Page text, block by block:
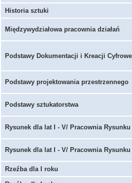
Historia sztuki
Międzywydziałowa pracownia działań
Podstawy Dokumentacji i Kreacji
Podstawy projektowania przestrzennego
Podstawy sztukatorstwa
Rysunek dla lat I - V/ Pracownia
Rysunek dla lat I - V/ Pracownia
Rzeźba dla I roku